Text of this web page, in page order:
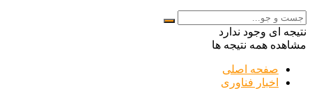
نتیجه ای وجود ندارد
مشاهده همه نتیجه ها
صفحه اصلی
اخبار فناوری